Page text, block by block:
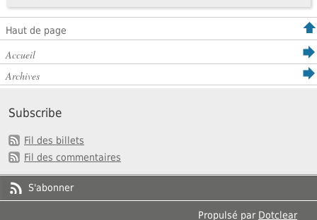
Haut de page
Accueil
Archives
Subscribe
Fil des billets
Fil des commentaires
S'abonner
Propulsé par Dotclear